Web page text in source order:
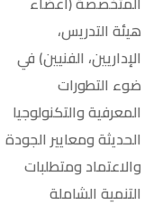
هيئة التدريس،
الإداريين، الفنيين) في
ضوء التطورات
المعرفية والتكنولوجيا
الحديثة ومعايير الجودة
والاعتماد ومتطلبات
التنمية الشاملة